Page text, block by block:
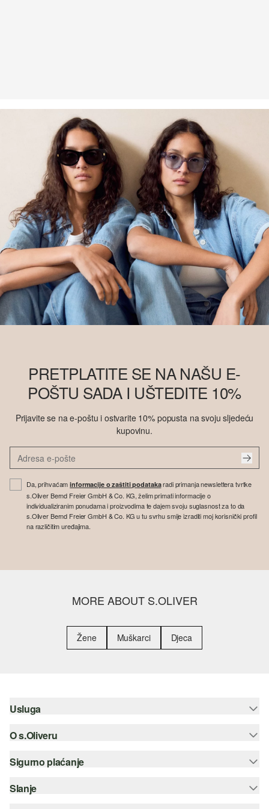
PRETPLATITE SE NA NAŠU E-
POŠTU SADA I UŠTEDITE 10%
Prijavite se na e-poštu i ostvarite 10% popusta na svoju sljedeću
kupovinu.
Da, prihvaćaminformacije o zaštiti podatakaradi primanja newslettera tvrtke
s.Oliver Bernd Freier GmbH & Co. KG, želim primati informacije o
individualiziranim ponudama i proizvodima te dajem svoju suglasnost za to da
s.Oliver Bernd Freier GmbH & Co. KG u tu svrhu smije izraditi moj korisnički profil
na različitim uređajima.
MORE ABOUT S.OLIVER
Žene Muškarci Djeca
Usluga
Pomoć i česta pitanja
Savjetovanje o veličinama
Odjeća
O s.Oliveru
Newsletter
s.Oliver Group
Sigurno plaćanje
Kreditna kartica
Slanje